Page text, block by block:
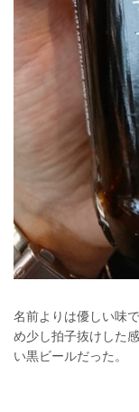
名前よりは優しい味
め少し拍子抜けした
い黒ビールだった。